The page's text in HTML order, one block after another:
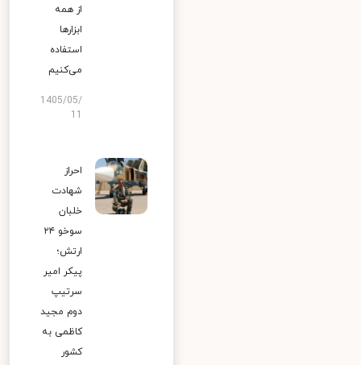
از همه
ابزارها
استفاده
می‌کنیم
1405/05/
احراز
شهادت
خلبان
سوخو ۲۴
ارتش؛
پیکر امیر
سرتیپ
دوم مجید
کاظمی به
کشور